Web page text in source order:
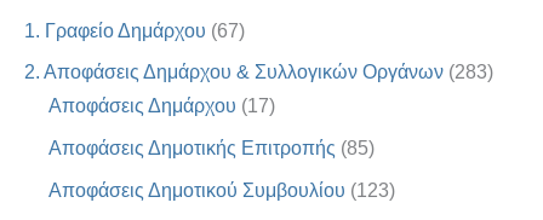
1. Γραφείο Δημάρχου (67)
2. Αποφάσεις Δημάρχου & Συλλογικών Οργάνων (283)
Αποφάσεις Δημάρχου (17)
Αποφάσεις Δημοτικής Επιτροπής (85)
Αποφάσεις Δημοτικού Συμβουλίου (123)